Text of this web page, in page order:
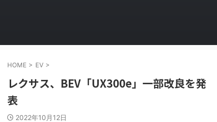
HOME > EV >
レクサス、BEV「UX300e」一部改良を発
表
2022年10月12日